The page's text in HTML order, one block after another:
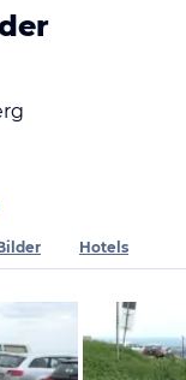
Hotels